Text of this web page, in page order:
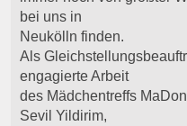
bei uns in
Neukölln finden.
Als
engagierte Arbeit
des Mädchentreffs
Sevil Yildirim,